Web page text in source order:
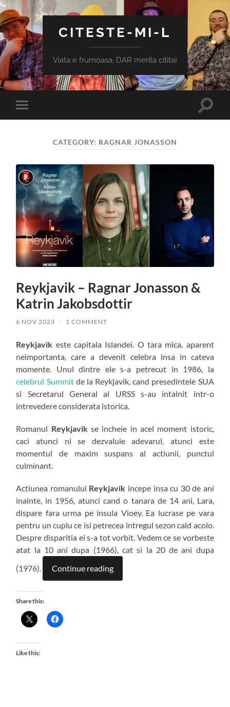
CITESTE-MI-L
Viata e frumoasa, DAR merita citita!
Toggle
mobile
Toggle
CATEGORY: RAGNAR JONASSON
Reykjavik – Ragnar Jonasson &
Katrin Jakobsdottir
6 NOV 2023 / 1 COMMENT
Reykjavik este capitala Islandei. O tara mica, aparent
neimportanta, care a devenit celebra insa in cateva
momente. Unul dintre ele s-a petrecut in 1986, la
celebrul Summitde la Reykjavik, cand presedintele SUA
si Secretarul General al URSS s-au intalnit intr-o
intrevedere considerata istorica.
Romanul Reykjavikse incheie in acel moment istoric,
caci atunci ni se dezvaluie adevarul, atunci este
momentul de maxim suspans al actiunii, punctul
culminant.
Actiunea romanului Reykjavik incepe insa cu 30 de ani
inainte, in 1956, atunci cand o tanara de 14 ani, Lara,
dispare fara urma pe insula Vioey. Ea lucrase pe vara
pentru un cuplu ce isi petrecea intregul sezon cald acolo.
Despre disparitia ei s-a tot vorbit. Vedem ce se vorbeste
atat la 10 ani dupa (1966), cat si la 20 de ani dupa
(1976).
Continue reading
Share this:
Like this: